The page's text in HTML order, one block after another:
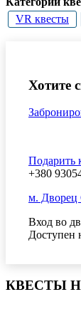
VR квесты
Хотите
Подарить
+380
м. Дворец
Вход во
Доступен
КВЕСТЫ